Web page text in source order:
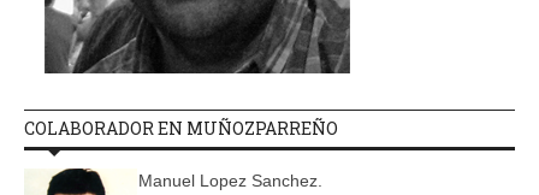
COLABORADOR EN MUÑOZPARREÑO
Manuel Lopez Sanchez.